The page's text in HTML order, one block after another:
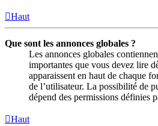
Haut
Que sont les annonces globales ?
Les annonces globales
importantes que vous devez lire
apparaissent en haut de chaque
de l’utilisateur. La possibilité de
dépend des permissions définies
Haut